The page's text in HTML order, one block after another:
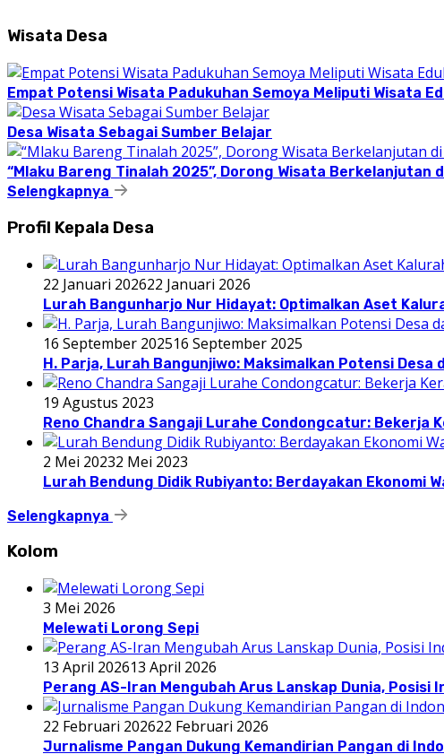
Wisata Desa
Empat Potensi Wisata Padukuhan Semoya Meliputi Wisata
Desa Wisata Sebagai Sumber Belajar
“Mlaku Bareng Tinalah 2025”, Dorong Wisata Berkelanjutan
Selengkapnya
Profil Kepala Desa
22 Januari 202622 Januari 2026
Lurah Bangunharjo Nur Hidayat: Optimalkan Aset
16 September 202516 September 2025
H. Parja, Lurah Bangunjiwo: Maksimalkan Potensi Desa
19 Agustus 2023
Reno Chandra Sangaji Lurahe Condongcatur: Bekerja
2 Mei 20232 Mei 2023
Lurah Bendung Didik Rubiyanto: Berdayakan Ekonomi
Selengkapnya
Kolom
3 Mei 2026
Melewati Lorong Sepi
13 April 202613 April 2026
Perang AS-Iran Mengubah Arus Lanskap Dunia, Posisi
22 Februari 202622 Februari 2026
Jurnalisme Pangan Dukung Kemandirian Pangan di